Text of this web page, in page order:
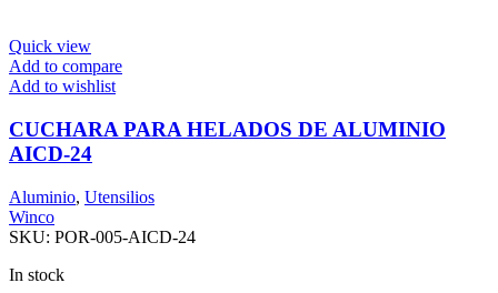
Quick view
Add to compare
Add to wishlist
CUCHARA PARA HELADOS DE ALUMINIO
AICD-24
Aluminio, Utensilios
Winco
SKU: POR-005-AICD-24
In stock